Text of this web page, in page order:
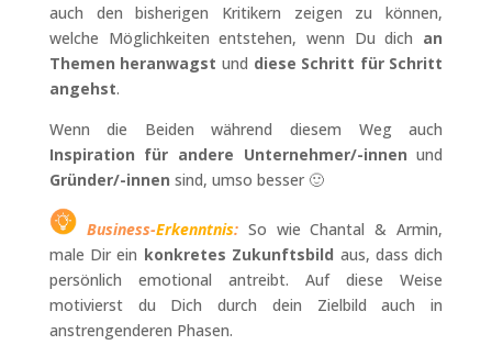
auch den bisherigen Kritikern zeigen zu können,
welche Möglichkeiten entstehen, wenn Du dich an
Themen heranwagst und diese Schritt für Schritt
angehst.
Wenn die Beiden während diesem Weg auch
Inspiration für andere Unternehmer/-innen und
Gründer/-innen sind, umso besser 🙂
Business-Erkenntnis:So wie Chantal & Armin,
male Dir ein konkretes Zukunftsbild aus, dass dich
persönlich emotional antreibt. Auf diese Weise
motivierst du Dich durch dein Zielbild auch in
anstrengenderen Phasen.